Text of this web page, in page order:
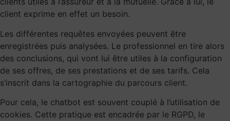
client exprime en effet un besoin.
Les différentes requêtes envoyées peuvent être
enregistrées puis analysées. Le professionnel en tire alors
des conclusions, qui vont lui être utiles à la configuration
de ses offres, de ses prestations et de ses tarifs. Cela
s’inscrit dans la cartographie du parcours client.
Pour cela, le chatbot est souvent couplé à l’utilisation de
cookies. Cette pratique est encadrée par le RGPD, le